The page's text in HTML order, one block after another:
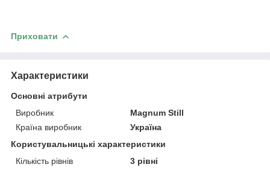
Приховати
Характеристики
Основні атрибути
Виробник
Magnum Still
Країна виробник
Україна
Користувальницькі характеристики
Кількість рівнів
3 рівні